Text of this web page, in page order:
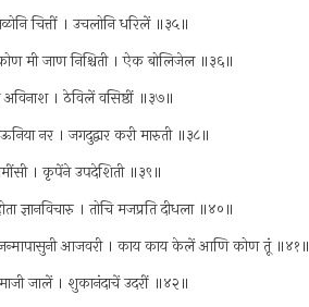
चित्तीं । उचलोनि धरिलें ॥३५॥
मी जाण निश्चिती । ऐक बोलिजेल ॥३६॥
। ठेविलें वसिष्ठीं ॥३७॥
नर । जगदुद्वार करी मारुती ॥३८॥
। कृपेंने उपदेशिती ॥३९॥
। तोचि मजप्रति दीधला ॥४०॥
जन्मापासुनी आजवरी । काय काय केलें आणि कोण तूं ॥४१॥
जालें । शुकानंदाचें उदरीं ॥४२॥